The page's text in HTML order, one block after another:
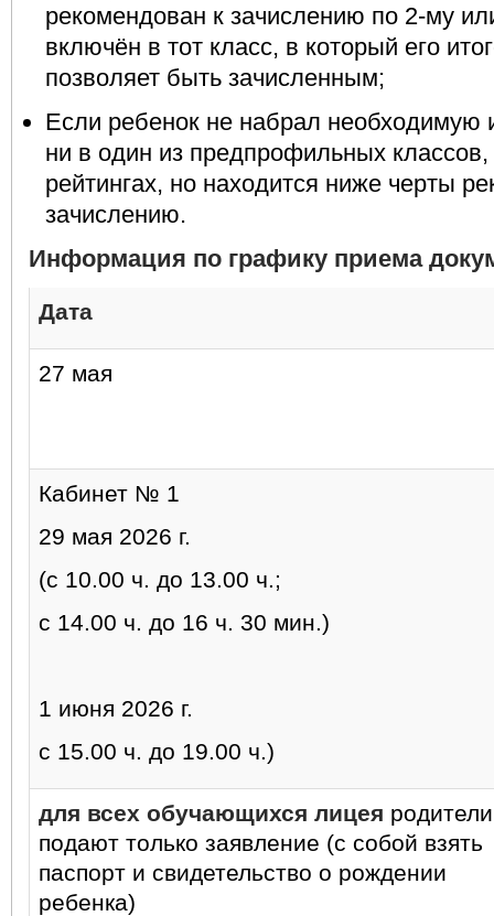
рекомендован к зачислению по 2-му
включён в тот класс, в который его
позволяет быть зачисленным;
Если ребенок не набрал необходимую
ни в один из предпрофильных классов,
рейтингах, но находится ниже черты
зачислению.
Информация по графику приема
Дата
27 мая
Кабинет № 1
29 мая 2026 г.
(с 10.00 ч. до 13.00 ч.;
с 14.00 ч. до 16 ч. 30 мин.)
1 июня 2026 г.
с 15.00 ч. до 19.00 ч.)
для всех обучающихся лицея родители
подают только заявление (с собой взять
паспорт и свидетельство о рождении
ребенка)